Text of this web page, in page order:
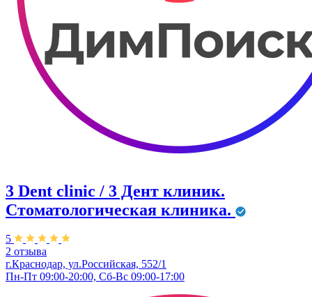
3 Dent clinic / 3 Дент клиник.
Стоматологическая клиника.
5
2 отзыва
г.Краснодар, ул.Российская, 552/1
Пн-Пт 09:00-20:00, Сб-Вс 09:00-17:00